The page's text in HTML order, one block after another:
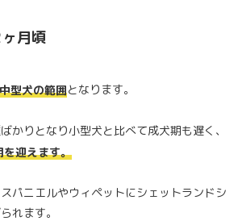
月頃
型犬の範囲となります。
かりとなり小型犬と比べて成犬期も遅く、
迎えます。
パニエルやウィペットにシェットランドシ
れます。